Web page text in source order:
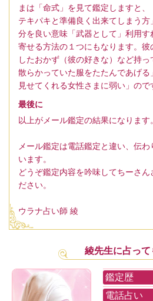
まは「命式」を見て鑑定しますと
テキパキと準備良く出来てしまう
分を良い意味「武器として」利用す
寄せる方法の１つにもなります。彼
したおかず（彼の好きな）など持
散らかっていた服をたたんであげ
見せてくれる女性さまに弱い」ので
最後に
以上がメール鑑定の結果になります。
メール鑑定は電話鑑定と違い、伝
います。
どうぞ鑑定内容を吟味してちーさん
ださい。
ウラナ占い師 綾
綾先生に占って
鑑定歴
電話占い